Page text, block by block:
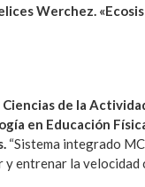
Werchez.
Ciencias de la
en Educación
“Sistema integrado
y entrenar la